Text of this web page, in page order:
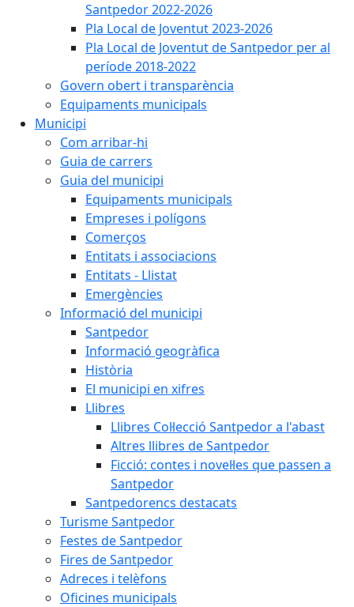
Santpedor 2022-2026
Pla Local de Joventut 2023-2026
Pla Local de Joventut de Santpedor per al
període 2018-2022
Govern obert i transparència
Equipaments municipals
Municipi
Com arribar-hi
Guia de carrers
Guia del municipi
Equipaments municipals
Empreses i polígons
Comerços
Entitats i associacions
Entitats - Llistat
Emergències
Informació del municipi
Santpedor
Informació geogràfica
Història
El municipi en xifres
Llibres
Llibres Col·lecció Santpedor a l'abast
Altres llibres de Santpedor
Ficció: contes i novel·les que passen a
Santpedor
Santpedorencs destacats
Turisme Santpedor
Festes de Santpedor
Fires de Santpedor
Adreces i telèfons
Oficines municipals